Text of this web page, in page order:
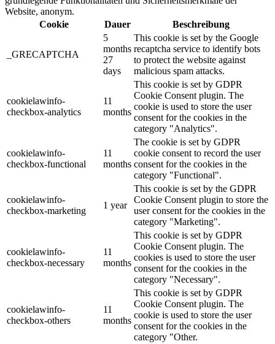
Website, anonym.
Cookie
Dauer Beschreibung
_GRECAPTCHA
5
months
27
days
This cookie is set by the Google
recaptcha service to identify bots
to protect the website against
malicious spam attacks.
cookielawinfo-
checkbox-analytics
11
months
This cookie is set by GDPR
Cookie Consent plugin. The
cookie is used to store the user
consent for the cookies in the
category "Analytics".
cookielawinfo-
checkbox-functional
11
months
The cookie is set by GDPR
cookie consent to record the user
consent for the cookies in the
category "Functional".
cookielawinfo-
checkbox-marketing
1 year
This cookie is set by the GDPR
Cookie Consent plugin to store the
user consent for the cookies in the
category "Marketing".
cookielawinfo-
checkbox-necessary
11
months
This cookie is set by GDPR
Cookie Consent plugin. The
cookies is used to store the user
consent for the cookies in the
category "Necessary".
cookielawinfo-
checkbox-others
11
months
This cookie is set by GDPR
Cookie Consent plugin. The
cookie is used to store the user
consent for the cookies in the
category "Other.